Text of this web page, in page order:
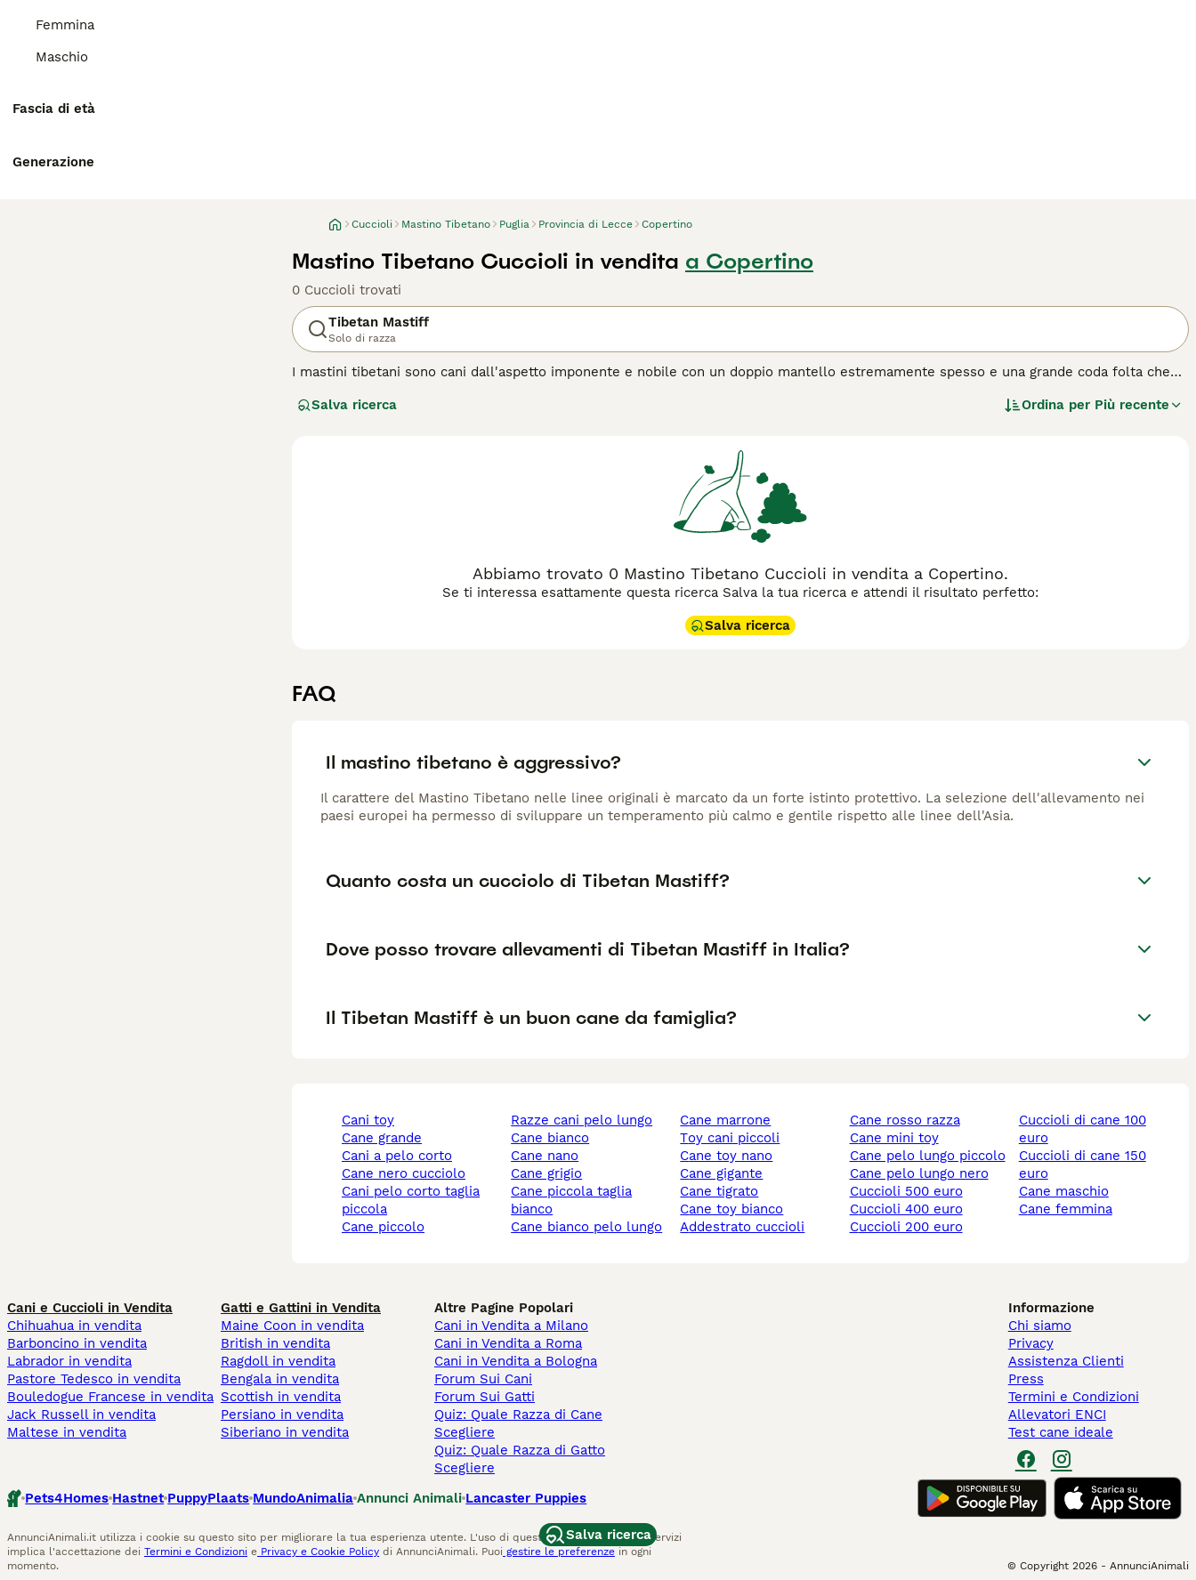
Femmina
Maschio
Fascia di età
Generazione
Cuccioli Mastino Tibetano Puglia Provincia di Lecce Copertino
Mastino Tibetano Cuccioli in vendita a Copertino
0 Cuccioli trovati
Tibetan Mastiff
Solo di razza
I mastini tibetani sono cani dall'aspetto imponente e nobile con un doppio mantello estremamente spesso e una grande coda folta che
veloci al bisogno. Non sono sicuramente una buona scelta per i proprietari alle prime armi perché anche se sono meravigliosi, hanno
per informazioni su questa razza di cane.
Salva ricerca Ordina per Più recente
Abbiamo trovato 0 Mastino Tibetano Cuccioli in vendita a Copertino.
Se ti interessa esattamente questa ricerca Salva la tua ricerca e attendi il risultato perfetto:
Salva ricerca
FAQ
Il mastino tibetano è aggressivo?
Il carattere del Mastino Tibetano nelle linee originali è marcato da un forte istinto protettivo. La selezione dell'allevamento nei
paesi europei ha permesso di sviluppare un temperamento più calmo e gentile rispetto alle linee dell'Asia.
Quanto costa un cucciolo di Tibetan Mastiff?
Dove posso trovare allevamenti di Tibetan Mastiff in Italia?
Il Tibetan Mastiff è un buon cane da famiglia?
cani toy
cane grande
cani a pelo corto
cane nero cucciolo
cani pelo corto taglia
piccola
cane piccolo
razze cani pelo lungo
cane bianco
cane nano
cane grigio
cane piccola taglia
bianco
cane bianco pelo lungo
cane marrone
toy cani piccoli
cane toy nano
cane gigante
cane tigrato
cane toy bianco
addestrato cuccioli
cane rosso razza
cane mini toy
cane pelo lungo piccolo
cane pelo lungo nero
cuccioli 500 euro
cuccioli 400 euro
cuccioli 200 euro
cuccioli di cane 100
euro
cuccioli di cane 150
euro
cane maschio
cane femmina
Salva ricerca
Cani e Cuccioli in Vendita
Chihuahua in vendita
Barboncino in vendita
Labrador in vendita
Pastore Tedesco in vendita
Bouledogue Francese in vendita
Jack Russell in vendita
Maltese in vendita
Gatti e Gattini in Vendita
Maine Coon in vendita
British in vendita
Ragdoll in vendita
Bengala in vendita
Scottish in vendita
Persiano in vendita
Siberiano in vendita
Altre Pagine Popolari
Cani in Vendita a Milano
Cani in Vendita a Roma
Cani in Vendita a Bologna
Forum Sui Cani
Forum Sui Gatti
Quiz: Quale Razza di Cane
Scegliere
Quiz: Quale Razza di Gatto
Scegliere
Informazione
Chi siamo
Privacy
Assistenza Clienti
Press
Termini e Condizioni
Allevatori ENCI
Test cane ideale
Pets4Homes Hastnet PuppyPlaats MundoAnimalia Annunci Animali Lancaster Puppies
AnnunciAnimali.it utilizza i cookie su questo sito per migliorare la tua esperienza utente. L'uso di questo sito Web e di altri servizi
implica l'accettazione dei Termini e Condizioni e Privacy e Cookie Policy di AnnunciAnimali. Puoi gestire le preferenze in ogni
momento.
© Copyright 2026 - AnnunciAnimali